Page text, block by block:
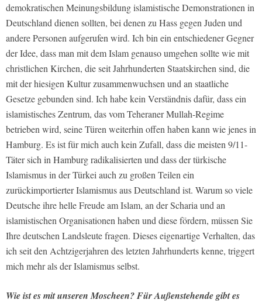
demokratischen Meinungsbildung islamistische Demonstrationen in
Deutschland dienen sollten, bei denen zu Hass gegen Juden und
andere Personen aufgerufen wird. Ich bin ein entschiedener Gegner
der Idee, dass man mit dem Islam genauso umgehen sollte wie mit
christlichen Kirchen, die seit Jahrhunderten Staatskirchen sind, die
mit der hiesigen Kultur zusammenwuchsen und an staatliche
Gesetze gebunden sind. Ich habe kein Verständnis dafür, dass ein
islamistisches Zentrum, das vom Teheraner Mullah-Regime
betrieben wird, seine Türen weiterhin offen haben kann wie jenes in
Hamburg. Es ist für mich auch kein Zufall, dass die meisten 9/11-
Täter sich in Hamburg radikalisierten und dass der türkische
Islamismus in der Türkei auch zu großen Teilen ein
zurückimportierter Islamismus aus Deutschland ist. Warum so viele
Deutsche ihre helle Freude am Islam, an der Scharia und an
islamistischen Organisationen haben und diese fördern, müssen Sie
Ihre deutschen Landsleute fragen. Dieses eigenartige Verhalten, das
ich seit den Achtzigerjahren des letzten Jahrhunderts kenne, triggert
mich mehr als der Islamismus selbst.
Wie ist es mit unseren Moscheen? Für Außenstehende gibt es